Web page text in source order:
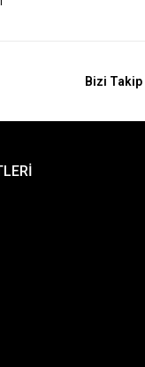
Bizi Takip